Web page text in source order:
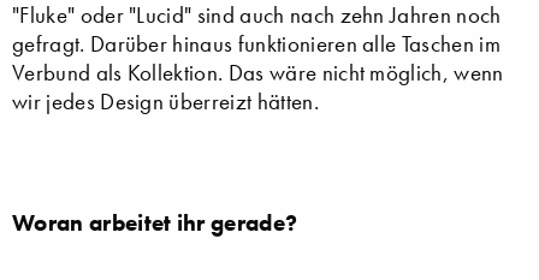
"Fluke" oder "Lucid" sind auch nach zehn Jahren noch
gefragt. Darüber hinaus funktionieren alle Taschen im
Verbund als Kollektion. Das wäre nicht möglich, wenn
wir jedes Design überreizt hätten.
Woran arbeitet ihr gerade?